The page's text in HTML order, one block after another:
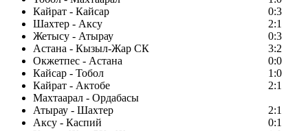
Кайрат - Кайсар
0:3
Шахтер - Аксу
2:1
Жетысу - Атырау
0:3
Астана - Кызыл-Жар СК
3:2
Окжетпес - Астана
0:0
Кайсар - Тобол
1:0
Кайрат - Актобе
2:1
Махтаарал - Ордабасы
Атырау - Шахтер
2:1
Аксу - Каспий
0:1